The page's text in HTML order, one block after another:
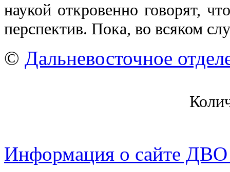
наукой откровенно говорят,
перспектив. Пока, во всяком
© Дальневосточное
Информация о сайте